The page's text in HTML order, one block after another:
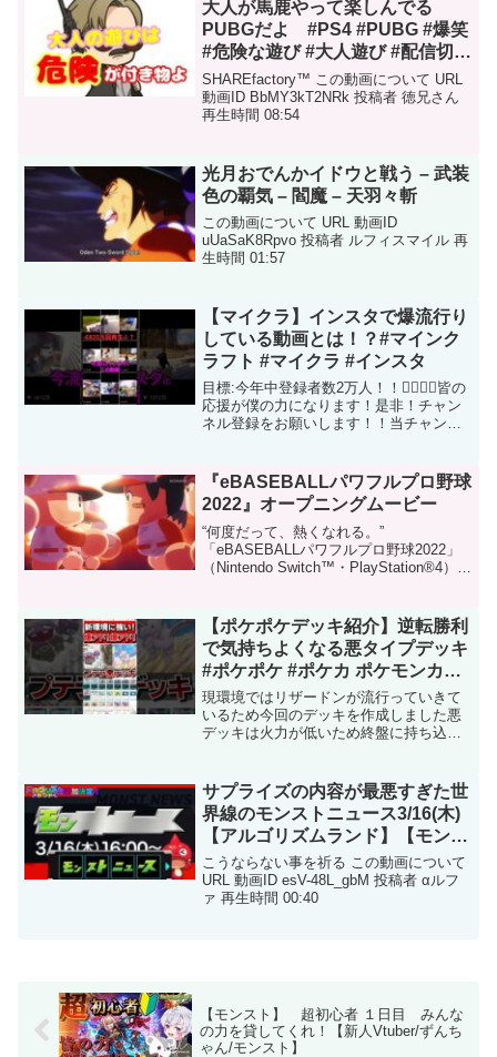
大人が馬鹿やって楽しんでる
PUBGだよ #PS4 #PUBG #爆笑
#危険な遊び #大人遊び #配信切り
抜き
SHAREfactory™ この動画について URL
動画ID BbMY3kT2NRk 投稿者 徳兄さん
再生時間 08:54
光月おでんかイドウと戦う – 武装
色の覇気 – 閻魔 – 天羽々斬
この動画について URL 動画ID
uUaSaK8Rpvo 投稿者 ルフィスマイル 再
生時間 01:57
【マイクラ】インスタで爆流行り
している動画とは！？#マインク
ラフト #マイクラ #インスタ
目標:今年中登録者数2万人！！❤‍🔥❤‍🔥皆の
応援が僕の力になります！是非！チャン
ネル登録をお願いします！！当チャンネ
ます！勿論、豆知識なども抜け目なく説
明していく...
『eBASEBALLパワフルプロ野球
2022』オープニングムービー
“何度だって、熱くなれる。”
「eBASEBALLパワフルプロ野球2022」
（Nintendo Switch™・PlayStation®4）4
じまる僕らの未来思い描...
【ポケポケデッキ紹介】逆転勝利
で気持ちよくなる悪タイプデッキ
#ポケポケ #ポケカ ポケモンカー
ドポケット#ポケモン#shorts #ポ
ケカポケット
現環境ではリザードンが流行っていきて
いるため今回のデッキを作成しました悪
デッキは火力が低いため終盤に持ち込ま
した そこでプテラを採用してみた結果リ
ザードンを場に出され...
サプライズの内容が最悪すぎた世
界線のモンストニュース3/16(木)
【アルゴリズムランド】【モンス
ト】
こうならない事を祈る この動画について
URL 動画ID esV-48L_gbM 投稿者 αルフ
ァ 再生時間 00:40
【モンスト】 超初心者 １日目 みんな
の力を貸してくれ！【新人Vtuber/ずんち
ゃん/モンスト】